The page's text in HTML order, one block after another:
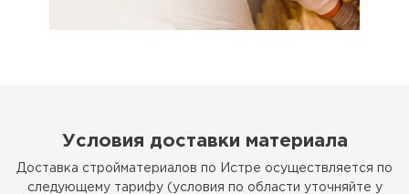
Условия доставки материала
Доставка стройматериалов по Истре осуществляется по
следующему тарифу (условия по области уточняйте у